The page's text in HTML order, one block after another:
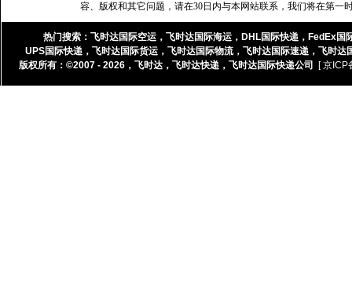
容、版权和其它问题，请在30日内与本网站联系，我们将在第一
热门搜索： 飞时达国际空运 ， 飞时达国际海运 ， DHL国际快递 ， FedEx国
UPS国际快递 ， 飞时达国际货运 ， 飞时达国际物流， 飞时达国际速递 ， 飞时达
版权所有：©2007 - 2026， 飞时达， 飞时达快递， 飞时达国际快递公司 [ 京ICP